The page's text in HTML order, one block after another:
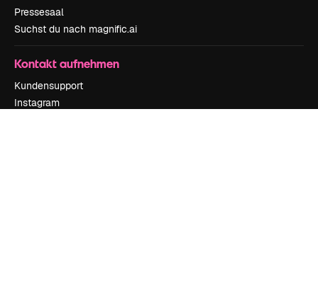
Pressesaal
Suchst du nach magnific.ai
Kontakt aufnehmen
Kundensupport
Instagram